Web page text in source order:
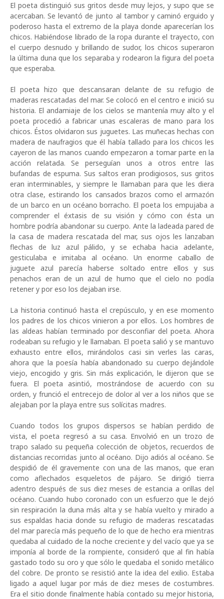
El poeta distinguió sus gritos desde muy lejos, y supo que se
acercaban. Se levantó de junto al tambor y caminó erguido y
poderoso hasta el extremo de la playa donde aparecerían los
chicos. Habiéndose librado de la ropa durante el trayecto, con
el cuerpo desnudo y brillando de sudor, los chicos superaron
laúltima duna que los separaba y rodearon la figura del poeta
que esperaba.
El poeta hizo que descansaran delante de su refugio de
maderas rescatadas del mar. Se colocó en el centro e inició su
historia. El andamiaje de los cielos se mantenía muy alto y el
poeta procedió a fabricar unas escaleras de mano para los
chicos. Éstos olvidaron sus juguetes. Las muñecas hechas con
madera de naufragios que él había tallado para los chicos les
cayeron de las manos cuando empezaron a tomar parte en la
acción relatada. Se perseguían unos a otros entre las
bufandas de espuma. Sus saltos eran prodigiosos, sus gritos
eran interminables, y siempre le llamaban para que les diera
otra clase, estirando los cansados brazos como el armazón
de un barco en un océano borracho. El poeta los empujaba a
comprender el éxtasis de su visión y cómo con ésta un
hombre podría abandonar su cuerpo. Ante la ladeada pared de
la casa de madera rescatada del mar, sus ojos les lanzaban
flechas de luz azul pálido, y se echaba hacia adelante,
gesticulaba e imitaba al océano. Un enorme caballo de
juguete azul parecía haberse soltado entre ellos y sus
penachos eran de un azul de humo que el cielo no podía
retener y por eso los dejaban irse.
La historia continuó hasta el crepúsculo, y en ese momento
los padres de los chicos vinieron a por ellos. Los hombres de
las aldeas habían terminado por desconfiar del poeta. Ahora
rodeaban su refugio y le llamaban. El poeta salió y se mantuvo
exhausto entre ellos, mirándolos casi sin verles las caras,
ahora que la poesía había abandonado su cuerpo dejándole
viejo, encogido y gris. Sin más explicación, le dijeron que se
fuera. El poeta asintió, mostrándose de acuerdo con su
orden, y frunció el entrecejo de dolor al ver a los niños que se
alejaban por la playa entre sus solícitas madres.
Cuando todos los grupos dispersos se habían perdido de
vista, el poeta regresó a su casa. Envolvió en un trozo de
trapo salado su pequeña colección de objetos, recuerdos de
distancias recorridas junto al océano. Dijo adiós al océano. Se
despidió de él gravemente con una de las manos, que eran
como aflechados esqueletos de pájaro. Se dirigió tierra
adentro después de sus diez meses de estancia a orillas del
océano. Cuando hubo coronado con un esfuerzo que le dejó
sin respiración la duna más alta y se había vuelto y mirado a
sus espaldas hacia donde su refugio de maderas rescatadas
del mar parecía más pequeño de lo que de hecho era mientras
quedaba al cuidado de la noche creciente y del vacío que ya se
imponía al borde de la rompiente, consideró que al fin había
gastado todo su oro y que sólo le quedaba el sonido metálico
del cobre. De pronto se resistió ante la idea del exilio. Estaba
ligado a aquel lugar por más de diez meses de costumbres.
Era el sitio donde finalmente había contado su mejor historia,